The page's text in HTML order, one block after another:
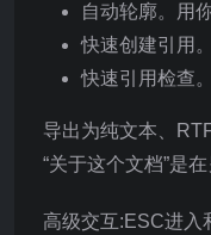
自动轮廓。用
快速创建引用
快速引用检查
导出为纯文本、
“关于这个文档”是
高级交互:ESC进入